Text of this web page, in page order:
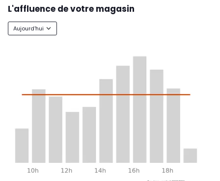
L'affluence de votre magasin
Aujourd'hui